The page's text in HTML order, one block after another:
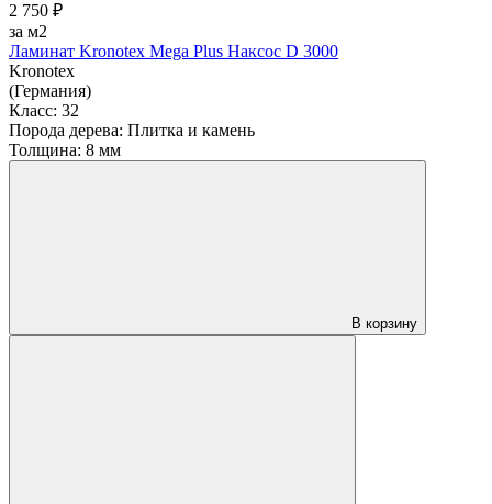
2 750 ₽
за м2
Ламинат Kronotex Mega Plus Наксос D 3000
Kronotex
(Германия)
Класс: 32
Порода дерева: Плитка и камень
Толщина: 8 мм
В корзину